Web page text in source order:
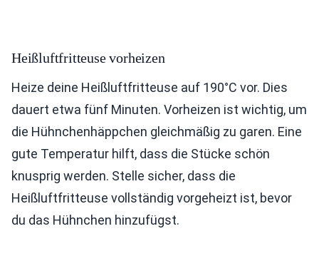
Heißluftfritteuse vorheizen
Heize deine Heißluftfritteuse auf 190°C vor. Dies
dauert etwa fünf Minuten. Vorheizen ist wichtig, um
die Hühnchenhäppchen gleichmäßig zu garen. Eine
gute Temperatur hilft, dass die Stücke schön
knusprig werden. Stelle sicher, dass die
Heißluftfritteuse vollständig vorgeheizt ist, bevor
du das Hühnchen hinzufügst.